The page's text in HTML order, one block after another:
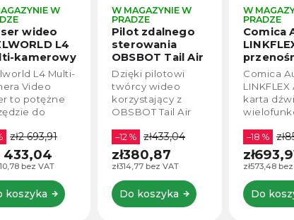
wideo
L4
kamerowy
10.1" z
W
bez VAT
zł2 693,91
433,04
koszyka
L4 Multi-
Video
to potężne
do
wideo.
4 wejściom
i 1 SDI
do
różnych
Pilot zdalnego
sterowania
OBSBOT Tail Air
Smart Remote
W MAGAZYNIE W
PRADZE
zł314,77 bez VAT
–12 % zł433,04
zł380,87
Do koszyka
Dzięki pilotowi
twórcy wideo
korzystający z
OBSBOT Tail Air
potrzebować
asystenta,
ponieważ to
pełną kontrolę. Ma
kieszonkowy
Comica
audio
USB-C
W
PRADZE
zł573,48
–18 %
Do
Comica
karta
idealny
muzyków
twórców
bogaty w
interfejs